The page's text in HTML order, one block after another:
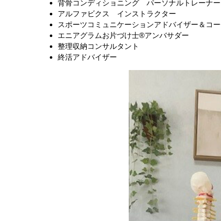
背骨コンディショニング パーソナルトレーナー
アルファビクス インストラクター
スポーツコミュニケーションアドバイザー＆コ
エニアグラムお片づけ士®アンバサダー
整理収納コンサルタント
終活アドバイザー